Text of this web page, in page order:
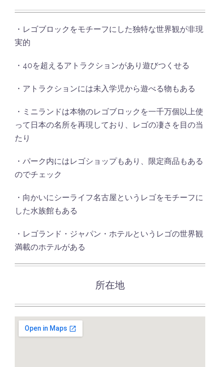
・レゴブロックをモチーフにした独特な世界観が非現
実的
・40を超えるアトラクションがあり遊びつくせる
・アトラクションには未入学児から遊べる物もある
・ミニランドは本物のレゴブロックを一千万個以上使
って日本の名所を再現しており、レゴの凄さを目の当
たり
・パーク内にはレゴショップもあり、限定商品もある
のでチェック
・向かいにシーライフ名古屋というレゴをモチーフに
した水族館もある
・レゴランド・ジャパン・ホテルというレゴの世界観
満載のホテルがある
所在地